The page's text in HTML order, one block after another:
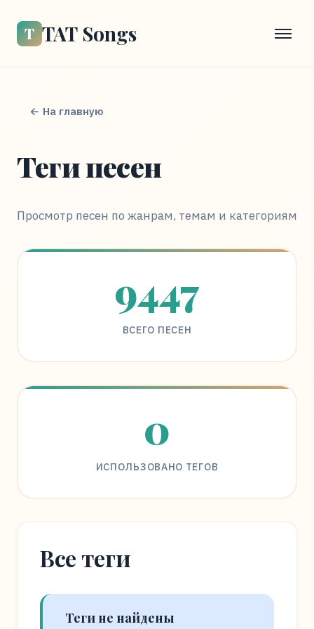
Т TAT Songs
← На главную
Теги песен
Просмотр песен по жанрам, темам и категориям
9447
ВСЕГО ПЕСЕН
0
ИСПОЛЬЗОВАНО ТЕГОВ
Все теги
Теги не найдены